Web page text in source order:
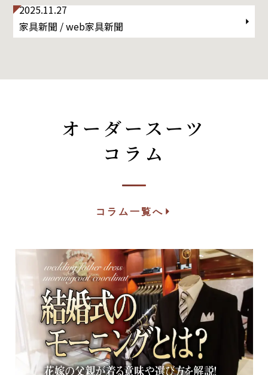
2025.11.27
家具新聞 / web家具新聞
オーダースーツ
コラム
コラム一覧へ